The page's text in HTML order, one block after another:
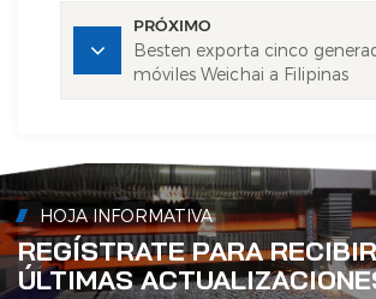
PRÓXIMO
Besten exporta cinco
móviles Weichai a Filipinas
HOJA INFORMATIVA
REGÍSTRATE PARA
ÚLTIMAS